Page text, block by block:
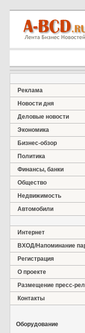
Реклама
Новости дня
Деловые новости
Экономика
Бизнес-обзор
Политика
Финансы, банки
Общество
Недвижимость
Автомобили
Интернет
ВХОД/Напоминание
Регистрация
О проекте
Размещение пресс-
Контакты
Оборудование